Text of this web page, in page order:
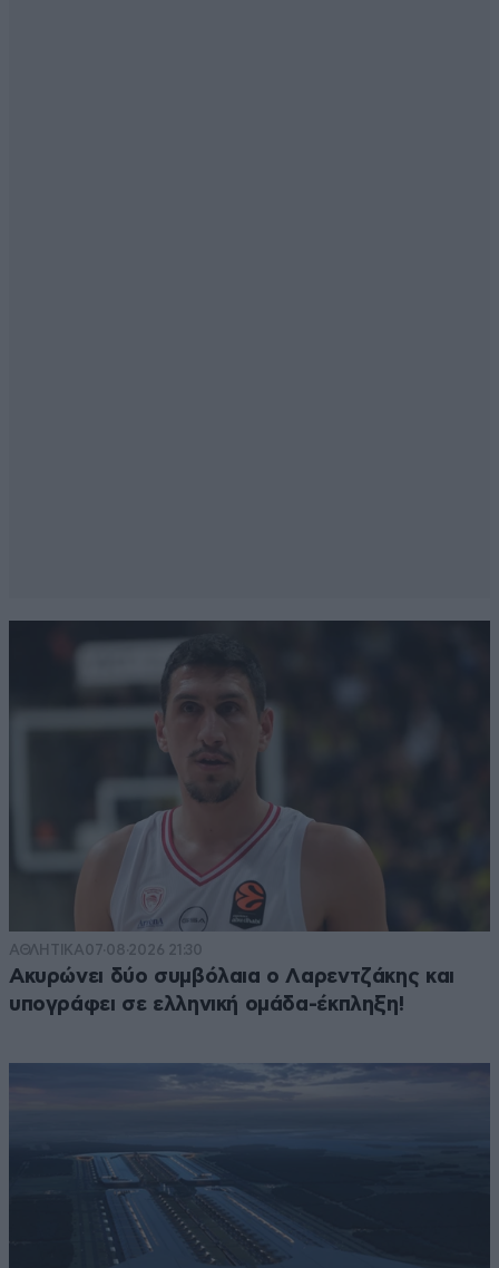
ΑΘΛΗΤΙΚΑ07·08·2026 21:30
Ακυρώνει δύο συμβόλαια ο Λαρεντζάκης και
υπογράφει σε ελληνική ομάδα-έκπληξη!